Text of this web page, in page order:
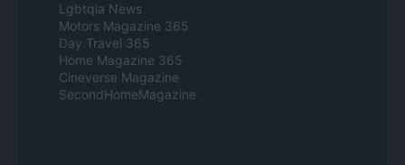
Lgbtqia News
Motors Magazine 365
Day Travel 365
Home Magazine 365
Cineverse Magazine
SecondHomeMagazine